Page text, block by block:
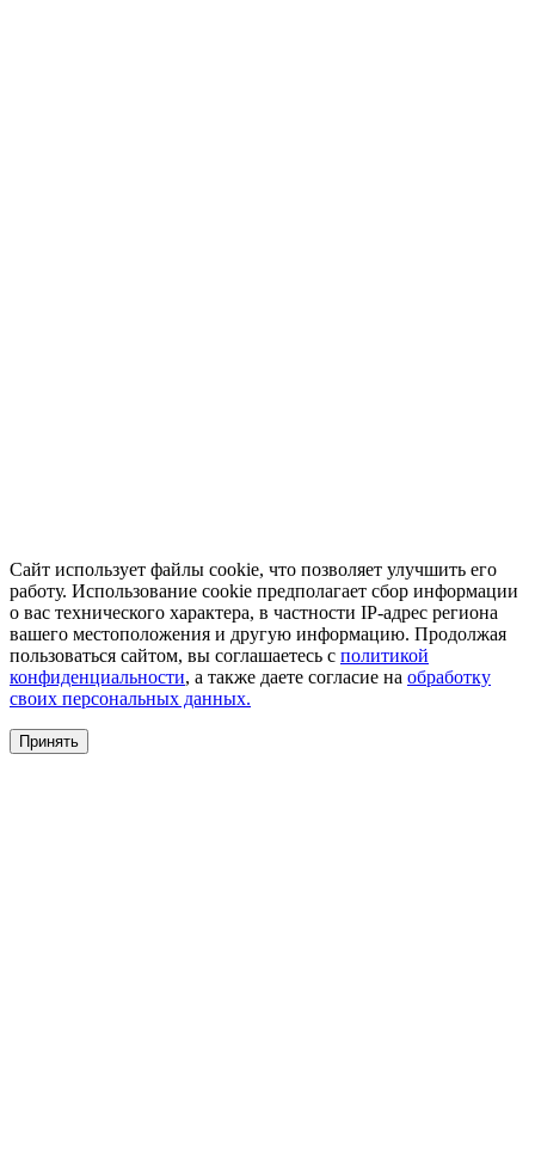
Сайт использует файлы cookie, что позволяет улучшить его
работу. Использование cookie предполагает сбор информации
о вас технического характера, в частности IP-адрес региона
вашего местоположения и другую информацию. Продолжая
пользоваться сайтом, вы соглашаетесь с политикой
конфиденциальности, а также даете согласие на обработку
своих персональных данных.
Принять